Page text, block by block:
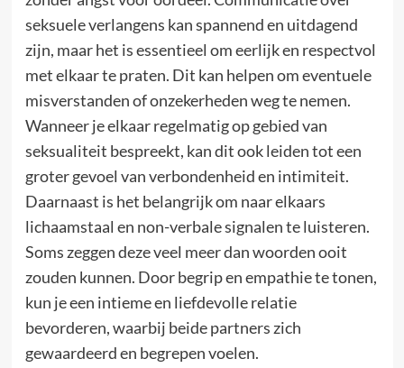
seksuele verlangens kan spannend en uitdagend
zijn, maar het is essentieel om eerlijk en respectvol
met elkaar te praten. Dit kan helpen om eventuele
misverstanden of onzekerheden weg te nemen.
Wanneer je elkaar regelmatig op gebied van
seksualiteit bespreekt, kan dit ook leiden tot een
groter gevoel van verbondenheid en intimiteit.
Daarnaast is het belangrijk om naar elkaars
lichaamstaal en non-verbale signalen te luisteren.
Soms zeggen deze veel meer dan woorden ooit
zouden kunnen. Door begrip en empathie te tonen,
kun je een intieme en liefdevolle relatie
bevorderen, waarbij beide partners zich
gewaardeerd en begrepen voelen.